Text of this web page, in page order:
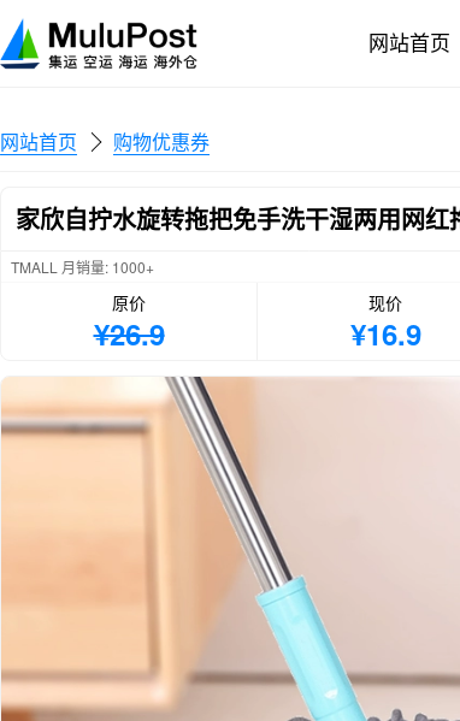
网站首页
网站首页 购物优惠券
家欣自拧水旋转拖把免手洗干湿两用网
TMALL 月销量: 1000+
原价
¥26.9
现价
¥16.9